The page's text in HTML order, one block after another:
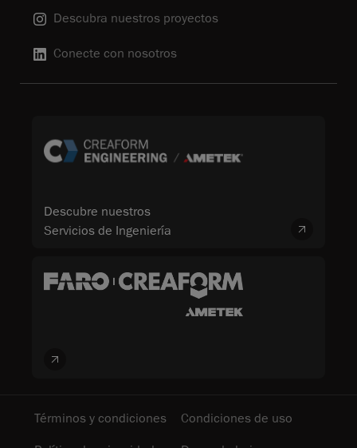
Descubra nuestros proyectos
Conecte con nosotros
Descubre nuestros
Servicios de Ingeniería
Términos y condiciones
Condiciones de uso